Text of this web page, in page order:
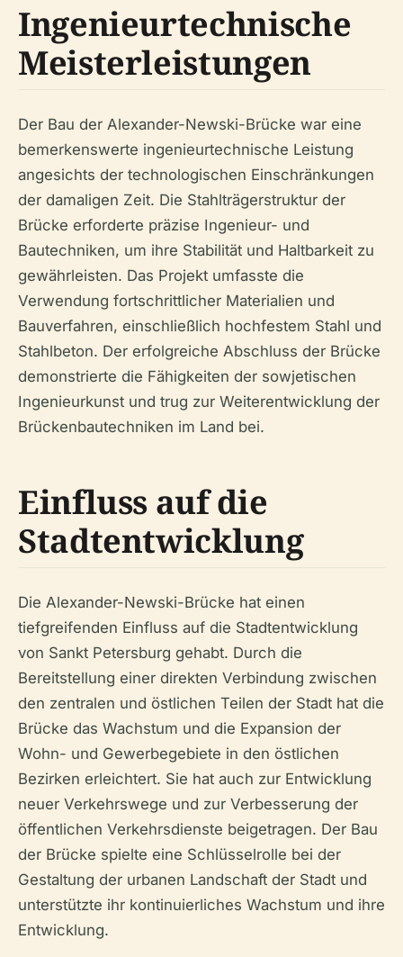
Ingenieurtechnische
Meisterleistungen
Der Bau der Alexander-Newski-Brücke war eine
bemerkenswerte ingenieurtechnische Leistung
angesichts der technologischen Einschränkungen
der damaligen Zeit. Die Stahlträgerstruktur der
Brücke erforderte präzise Ingenieur- und
Bautechniken, um ihre Stabilität und Haltbarkeit zu
gewährleisten. Das Projekt umfasste die
Verwendung fortschrittlicher Materialien und
Bauverfahren, einschließlich hochfestem Stahl und
Stahlbeton. Der erfolgreiche Abschluss der Brücke
demonstrierte die Fähigkeiten der sowjetischen
Ingenieurkunst und trug zur Weiterentwicklung der
Brückenbautechniken im Land bei.
Einfluss auf die
Stadtentwicklung
Die Alexander-Newski-Brücke hat einen
tiefgreifenden Einfluss auf die Stadtentwicklung
von Sankt Petersburg gehabt. Durch die
Bereitstellung einer direkten Verbindung zwischen
den zentralen und östlichen Teilen der Stadt hat die
Brücke das Wachstum und die Expansion der
Wohn- und Gewerbegebiete in den östlichen
Bezirken erleichtert. Sie hat auch zur Entwicklung
neuer Verkehrswege und zur Verbesserung der
öffentlichen Verkehrsdienste beigetragen. Der Bau
der Brücke spielte eine Schlüsselrolle bei der
Gestaltung der urbanen Landschaft der Stadt und
unterstützte ihr kontinuierliches Wachstum und ihre
Entwicklung.